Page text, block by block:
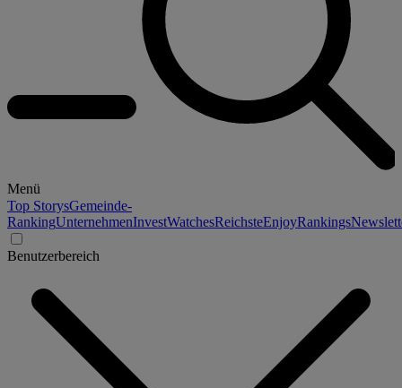
Menü
Top StorysGemeinde-
RankingUnternehmenInvestWatchesReichsteEnjoyRankings
Benutzerbereich